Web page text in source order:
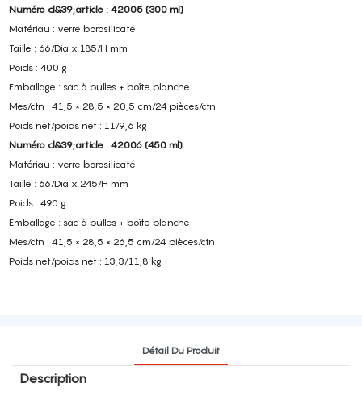
Numéro d&39;article : 42005 (300 ml)
Matériau : verre borosilicaté
Taille : 66/Dia x 185/H mm
Poids : 400 g
Emballage : sac à bulles + boîte blanche
Mes/ctn : 41,5 × 28,5 × 20,5 cm/24 pièces/ctn
Poids net/poids net : 11/9,6 kg
Numéro d&39;article : 42006 (450 ml)
Matériau : verre borosilicaté
Taille : 66/Dia x 245/H mm
Poids : 490 g
Emballage : sac à bulles + boîte blanche
Mes/ctn : 41,5 × 28,5 × 26,5 cm/24 pièces/ctn
Poids net/poids net : 13,3/11,8 kg
Détail Du Produit
Description